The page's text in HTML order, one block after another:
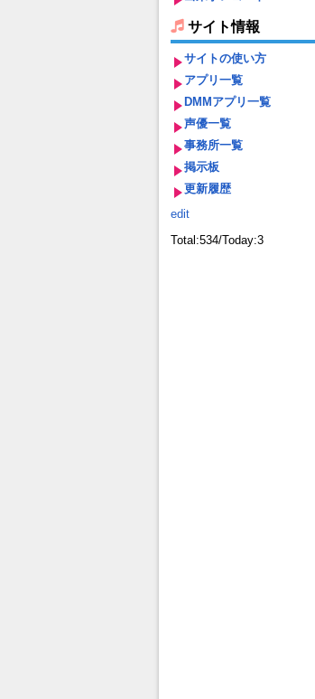
サイト情報
サイトの使い方
アプリ一覧
DMMアプリ一覧
声優一覧
事務所一覧
掲示板
更新履歴
edit
Total:534/Today:3